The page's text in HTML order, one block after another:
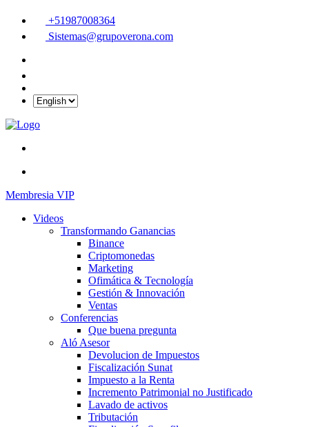
+51987008364
Sistemas@grupoverona.com
Membresia VIP
Videos
Transformando Ganancias
Binance
Criptomonedas
Marketing
Ofimática & Tecnología
Gestión & Innovación
Ventas
Conferencias
Que buena pregunta
Aló Asesor
Devolucion de Impuestos
Fiscalización Sunat
Impuesto a la Renta
Incremento Patrimonial no Justificado
Lavado de activos
Tributación